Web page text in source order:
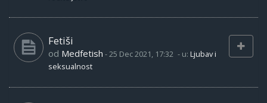
Fetiši
od Medfetish -25 Dec 2021, 17:32 - u: Ljubav i
seksualnost